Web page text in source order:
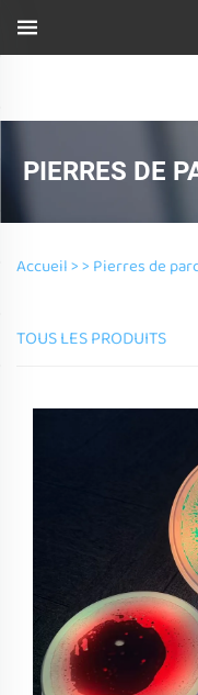
PIERRES DE
Accueil >> Pierres de
TOUS LES PRODUITS